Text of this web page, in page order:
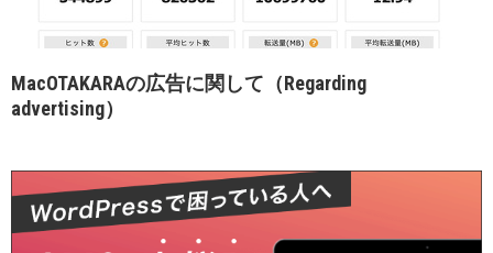
MacOTAKARAの広告に関して（Regarding
advertising）